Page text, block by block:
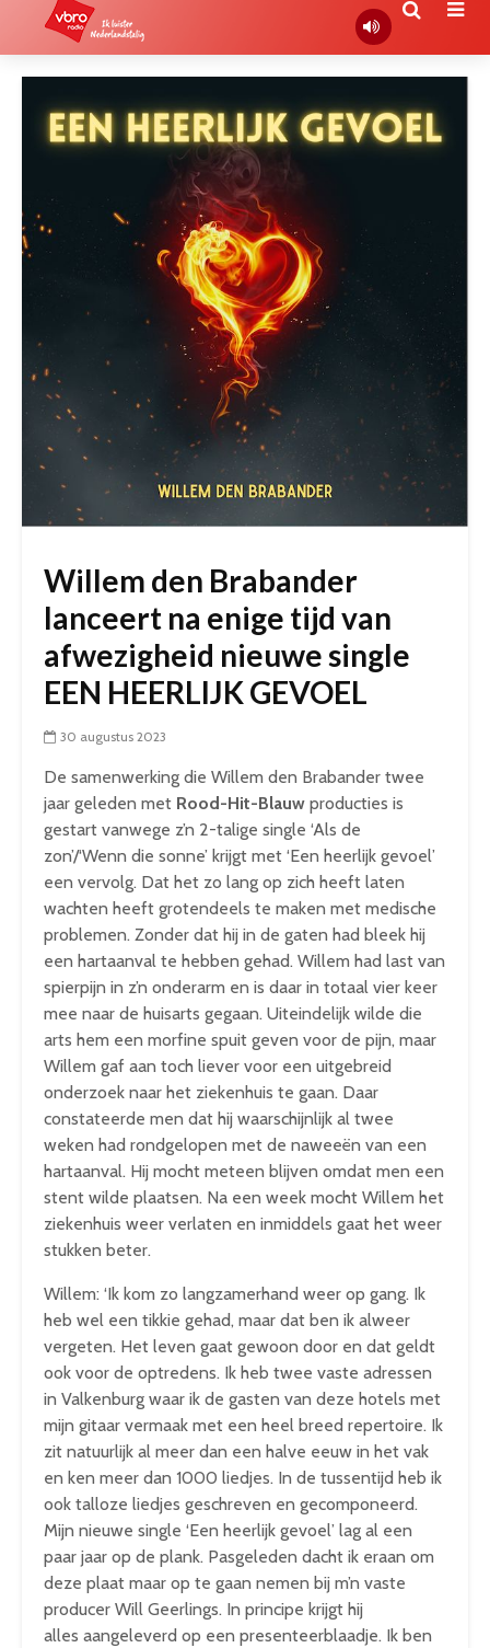
Willem den Brabander
lanceert na enige tijd van
afwezigheid nieuwe single
EEN HEERLIJK GEVOEL
30 augustus 2023
De samenwerking die Willem den Brabander twee
jaar geleden met Rood -Hit-Blauw producties is
gestart vanwege z’n 2-talige single ‘Als de
zon’/‘Wenn die sonne’ krijgt met ‘Een heerlijk gevoel’
een vervolg. Dat het zo lang op zich heeft laten
wachten heeft grotendeels te maken met medische
problemen. Zonder dat hij in de gaten had bleek hij
een hartaanval te hebben gehad. Willem had last van
spierpijn in z’n onderarm en is daar in totaal vier keer
mee naar de huisarts gegaan. Uiteindelijk wilde die
arts hem een morfine spuit geven voor de pijn, maar
Willem gaf aan toch liever voor een uitgebreid
onderzoek naar het ziekenhuis te gaan. Daar
constateerde men dat hij waarschijnlijk al twee
weken had rondgelopen met de naweeën van een
hartaanval. Hij mocht meteen blijven omdat men een
stent wilde plaatsen. Na een week mocht Willem het
ziekenhuis weer verlaten en inmiddels gaat het weer
stukken beter.
Willem: ‘Ik kom zo langzamerhand weer op gang. Ik
heb wel een tikkie gehad, maar dat ben ik alweer
vergeten. Het leven gaat gewoon door en dat geldt
ook voor de optredens. Ik heb twee vaste adressen
in Valkenburg waar ik de gasten van deze hotels met
mijn gitaar vermaak met een heel breed repertoire. Ik
zit natuurlijk al meer dan een halve eeuw in het vak
en ken meer dan 1000 liedjes. In de tussentijd heb ik
ook talloze liedjes geschreven en gecomponeerd.
Mijn nieuwe single ‘Een heerlijk gevoel’ lag al een
paar jaar op de plank. Pasgeleden dacht ik eraan om
deze plaat maar op te gaan nemen bij m’n vaste
producer Will Geerlings. In principe krijgt hij
alles aangeleverd op een presenteerblaadje. Ik ben